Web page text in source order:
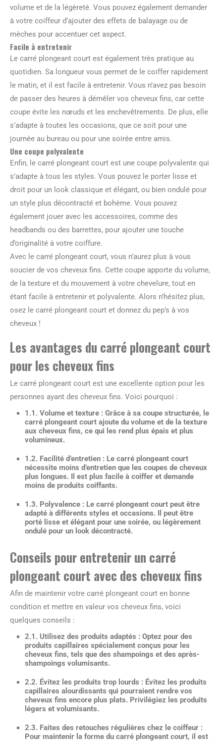
volume et de la légèreté. Vous pouvez également demander
à votre coiffeur d’ajouter des effets de balayage ou de
mèches pour accentuer cet aspect.
Facile à entretenir
Le carré plongeant court est également très pratique au
quotidien. Sa longueur vous permet de le coiffer rapidement
le matin, et il est facile à entretenir. Vous n’avez pas besoin
de passer des heures à démêler vos cheveux fins, car cette
coupe évite les nœuds et les enchevêtrements. De plus, elle
s’adapte à toutes les occasions, que ce soit pour une
journée au bureau ou pour une soirée entre amis.
Une coupe polyvalente
Enfin, le carré plongeant court est une coupe polyvalente qui
s’adapte à tous les styles. Vous pouvez le porter lisse et
droit pour un look classique et élégant, ou bien ondulé pour
un style plus décontracté et bohème. Vous pouvez
également jouer avec les accessoires, comme des
headbands ou des barrettes, pour ajouter une touche
d’originalité à votre coiffure.
Avec le carré plongeant court, vous n’aurez plus à vous
soucier de vos cheveux fins. Cette coupe apporte du volume,
de la texture et du mouvement à votre chevelure, tout en
étant facile à entretenir et polyvalente. Alors n’hésitez plus,
osez le carré plongeant court et donnez du pep’s à vos
cheveux !
Les avantages du carré plongeant court
pour les cheveux fins
Le carré plongeant court est une excellente option pour les
personnes ayant des cheveux fins. Voici pourquoi :
1.1. Volume et texture : Grâce à sa coupe structurée, le
carré plongeant court ajoute du volume et de la texture
aux cheveux fins, ce qui les rend plus épais et plus
volumineux.
1.2. Facilité d’entretien : Le carré plongeant court
nécessite moins d’entretien que les coupes de cheveux
plus longues. Il est plus facile à coiffer et demande
moins de produits coiffants.
1.3. Polyvalence : Le carré plongeant court peut être
adapté à différents styles et occasions. Il peut être
porté lisse et élégant pour une soirée, ou légèrement
ondulé pour un look décontracté.
Conseils pour entretenir un carré
plongeant court avec des cheveux fins
Afin de maintenir votre carré plongeant court en bonne
condition et mettre en valeur vos cheveux fins, voici
quelques conseils :
2.1. Utilisez des produits adaptés : Optez pour des
produits capillaires spécialement conçus pour les
cheveux fins, tels que des shampoings et des après-
shampoings volumisants.
2.2. Évitez les produits trop lourds : Évitez les produits
capillaires alourdissants qui pourraient rendre vos
cheveux fins encore plus plats. Privilégiez les produits
légers et volumisants.
2.3. Faites des retouches régulières chez le coiffeur :
Pour maintenir la forme du carré plongeant court, il est